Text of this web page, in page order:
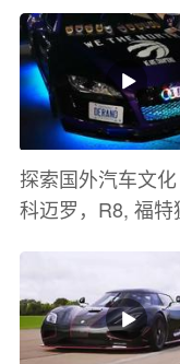
探索国外汽车文
科迈罗，R8, 福特